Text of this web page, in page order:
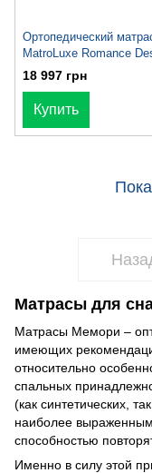
Ортопедический
MatroLuxe Romance
Дезайр
18 997 грн
Купить
Матрасы для
Матрасы Мемори –
имеющих
относительно
спальных
(как синтетических,
наиболее
способностью
Именно в силу этой